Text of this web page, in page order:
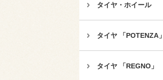
タイヤ・ホイール
タイヤ 「POTENZA」
タイヤ 「REGNO」